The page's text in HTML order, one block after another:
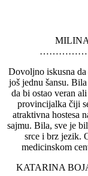
MILINA
Dovoljno iskusna
još jednu šansu.
da bi ostao veran
provincijalka čiji
atraktivna hostesa
sajmu. Bila, sve je
srce i brz jezik.
medicinskom
KATARINA